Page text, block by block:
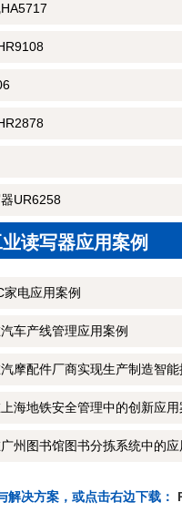
UR6258
读写器应用案例
电应用案例
车产线管理应用案例
摩配件厂商实现生产制造智能
海地铁安全管理中的创新应用
州图书馆图书分拣系统中的应
解决方案，或点击右边下载：